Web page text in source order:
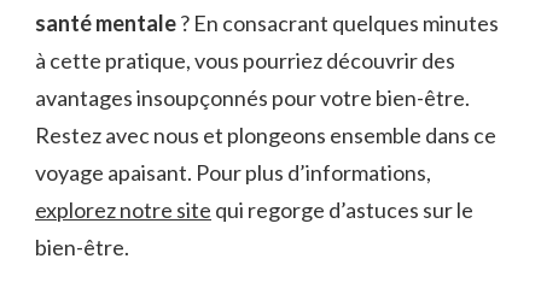
santé mentale? En consacrant quelques minutes
à cette pratique, vous pourriez découvrir des
avantages insoupçonnés pour votre bien-être.
Restez avec nous et plongeons ensemble dans ce
voyage apaisant. Pour plus d’informations,
explorez notre site qui regorge d’astuces sur le
bien-être.